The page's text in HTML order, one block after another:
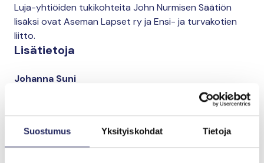
Suostumus Yksityiskohdat Tietoja
Lisätietoja
Johanna Suni
Paula Lahdenperä
Luja-yhtiöiden tukikohteita John Nurmisen Säätiön
lisäksi ovat Aseman Lapset ry ja Ensi- ja turvakotien
liitto.